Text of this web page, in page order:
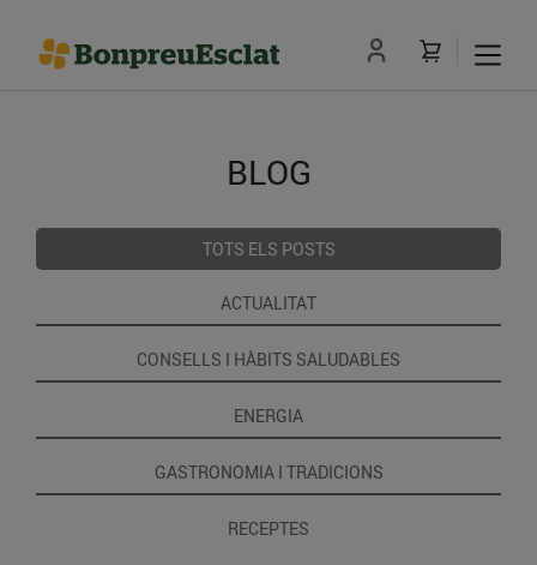
BLOG
TOTS ELS POSTS
ACTUALITAT
CONSELLS I HÀBITS SALUDABLES
ENERGIA
GASTRONOMIA I TRADICIONS
RECEPTES